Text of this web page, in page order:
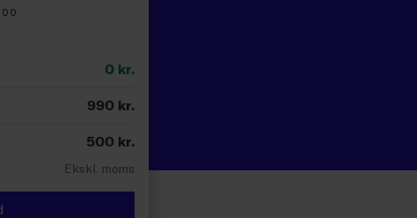
0 kr.
990 kr.
500 kr.
Ekskl. moms